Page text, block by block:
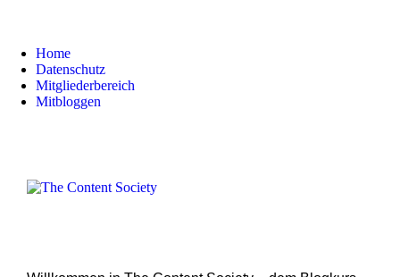
Home
Datenschutz
Mitgliederbereich
Mitbloggen